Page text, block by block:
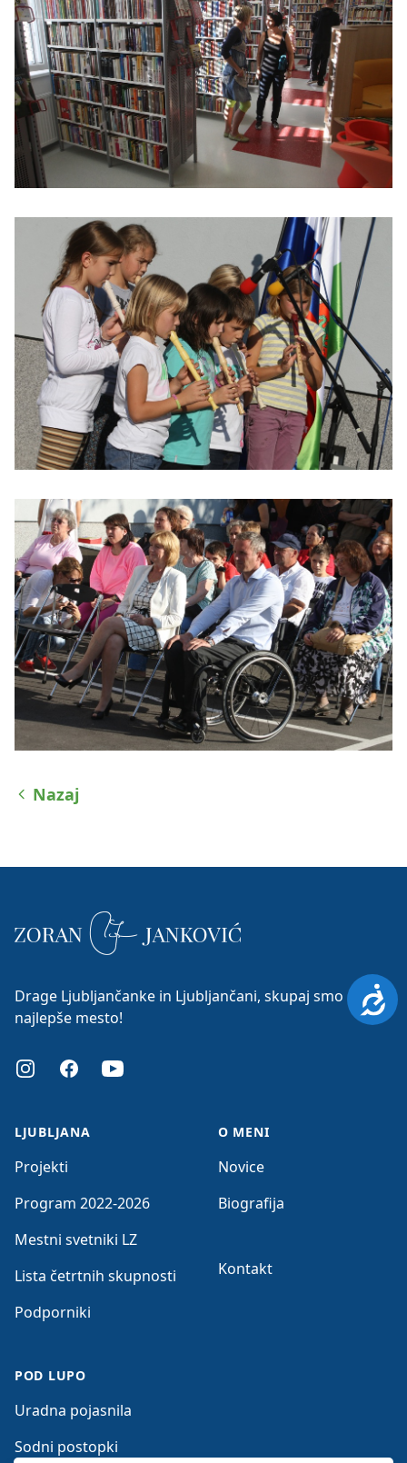
Nazaj
Drage Ljubljančanke in Ljubljančani, skupaj smo
najlepše mesto!
InstagramFacebookYoutube
LJUBLJANA
Projekti
Program 2022-2026
Mestni svetniki LZ
Lista četrtnih skupnosti
Podporniki
POD LUPO
Uradna pojasnila
Sodni postopki
O MENI
Novice
Biografija
Kontakt